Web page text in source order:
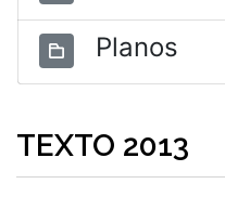
Planos
TEXTO 2013